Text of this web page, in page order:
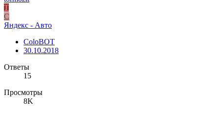
T
C
Яндекс - Авто
ColoBOT
30.10.2018
Ответы
15
Просмотры
8K